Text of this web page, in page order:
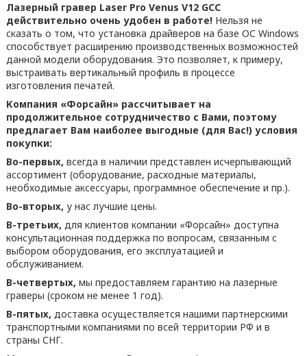
Лазерный гравер Laser Pro Venus V12 GCC
действительно очень удобен в работе!Нельзя не
сказать о том, что установка драйверов на базе ОС Windows
способствует расширению производственных возможностей
данной модели оборудования. Это позволяет, к примеру,
выстраивать вертикальный профиль в процессе
изготовления печатей.
Компания «Форсайн» рассчитывает на
продолжительное сотрудничество с Вами, поэтому
предлагает Вам наиболее выгодные (для Вас!) условия
покупки:
Во-первых, всегда в наличии представлен исчерпывающий
ассортимент (оборудование, расходные материалы,
необходимые аксессуары, программное обеспечение и пр.).
Во-вторых, у нас лучшие цены.
В-третьих, для клиентов компании «Форсайн» доступна
консультационная поддержка по вопросам, связанным с
выбором оборудования, его эксплуатацией и
обслуживанием.
В-четвертых, мы предоставляем гарантию на лазерные
граверы (сроком не менее 1 год).
В-пятых, доставка осуществляется нашими партнерскими
транспортными компаниями по всей территории РФ и в
страны СНГ.